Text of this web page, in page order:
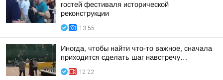
гостей фестиваля исторической
реконструкции
13:55
Иногда, чтобы найти что-то важное, сначала
приходится сделать шаг навстречу…
12:22